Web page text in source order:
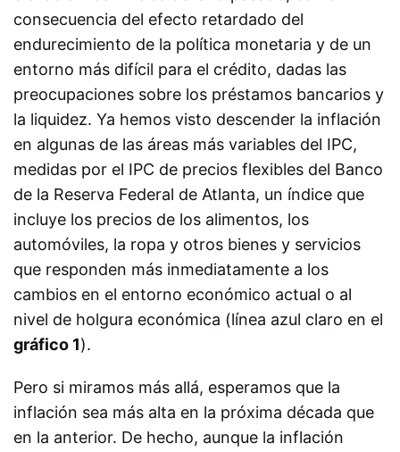
consecuencia del efecto retardado del
endurecimiento de la política monetaria y de un
entorno más difícil para el crédito, dadas las
preocupaciones sobre los préstamos bancarios y
la liquidez. Ya hemos visto descender la inflación
en algunas de las áreas más variables del IPC,
medidas por el IPC de precios flexibles del Banco
de la Reserva Federal de Atlanta, un índice que
incluye los precios de los alimentos, los
automóviles, la ropa y otros bienes y servicios
que responden más inmediatamente a los
cambios en el entorno económico actual o al
nivel de holgura económica (línea azul claro en el
gráfico 1).
Pero si miramos más allá, esperamos que la
inflación sea más alta en la próxima década que
en la anterior. De hecho, aunque la inflación